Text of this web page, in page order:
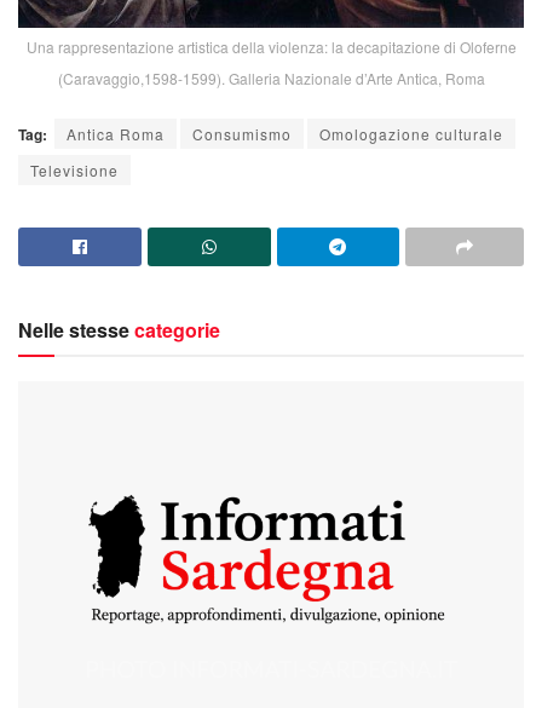
Una rappresentazione artistica della violenza: la decapitazione di Oloferne
(Caravaggio,1598-1599). Galleria Nazionale d’Arte Antica, Roma
Tag: Antica Roma Consumismo
Omologazione culturale
Televisione
Nelle stessecategorie